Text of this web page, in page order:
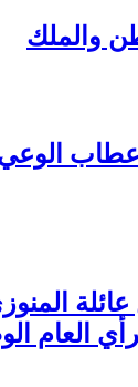
والملك
العام